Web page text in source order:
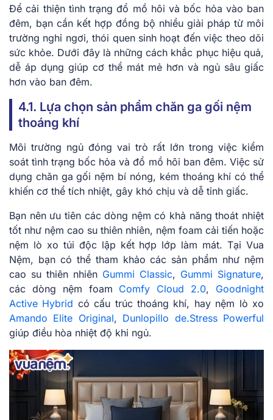
Để cải thiện tình trạng đổ mồ hôi và bốc hỏa vào ban
đêm, bạn cần kết hợp đồng bộ nhiều giải pháp từ môi
trường nghỉ ngơi, thói quen sinh hoạt đến việc theo dõi
sức khỏe. Dưới đây là những cách khắc phục hiệu quả,
dễ áp dụng giúp cơ thể mát mẻ hơn và ngủ sâu giấc
hơn vào ban đêm.
4.1. Lựa chọn sản phẩm chăn ga gối nệm
thoáng khí
Môi trường ngủ đóng vai trò rất lớn trong việc kiểm
soát tình trạng bốc hỏa và đổ mồ hôi ban đêm. Việc sử
dụng chăn ga gối nệm bí nóng, kém thoáng khí có thể
khiến cơ thể tích nhiệt, gây khó chịu và dễ tỉnh giấc.
Bạn nên ưu tiên các dòng nệm có khả năng thoát nhiệt
tốt như nệm cao su thiên nhiên, nệm foam cải tiến hoặc
nệm lò xo túi độc lập kết hợp lớp làm mát. Tại Vua
Nệm, bạn có thể tham khảo các sản phẩm như nệm
cao su thiên nhiên Gummi Classic, Gummi Signature,
các dòng nệm foam Comfy Cloud 2.0, Goodnight
Active Hybrid có cấu trúc thoáng khí, hay nệm lò xo
Amando Elite Original, Dunlopillo de.Stress Powerful
giúp điều hòa nhiệt độ khi ngủ.